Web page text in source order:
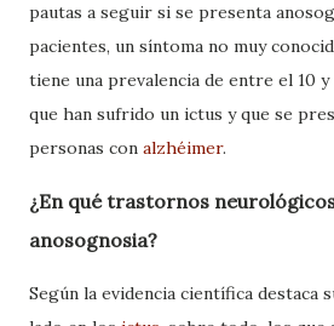
pautas a seguir si se presenta
pacientes, un síntoma no muy
tiene una prevalencia de entre el 10
que han sufrido un ictus y que se
personas con alzhéimer.
¿En qué trastornos
anosognosia?
Según la evidencia científica destaca